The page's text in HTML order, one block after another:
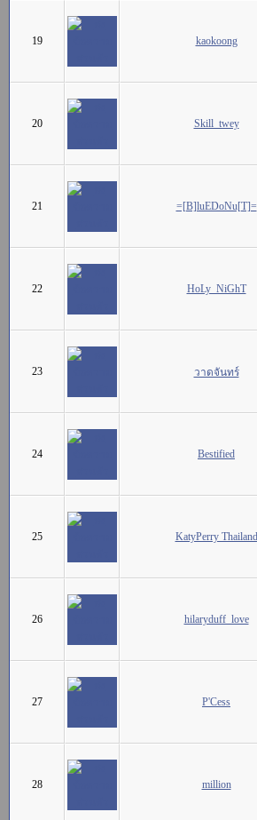
19 kaokoong
20 Skill_twey
21 =[B]luEDoNu[T]=
22 HoLy_NiGhT
23 วาดจันทร์
24 Bestified
25 KatyPerry Thailand
26 hilaryduff_love
27 P'Cess
28 million